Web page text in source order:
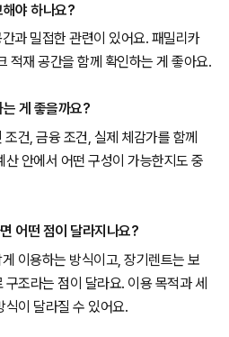
야 하나요?
과 밀접한 관련이 있어요. 패밀리카
적재 공간을 함께 확인하는 게 좋아요.
게 좋을까요?
건, 금융 조건, 실제 체감가를 함께
안에서 어떤 구성이 가능한지도 중
어떤 점이 달라지나요?
이용하는 방식이고, 장기렌트는 보
조라는 점이 달라요. 이용 목적과 세
식이 달라질 수 있어요.